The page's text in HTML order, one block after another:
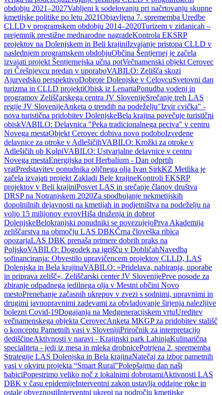
obdobju 2021–2027Vabljeni k sodelovanju pri načrtovanju skupne
kmetijske politike po letu 2021Objavljena 7. sprememba Uredbe
CLLD v programskem obdobju 2014–2020Turizem v zidanicah –
prejemnik prestižne mednarodne nagradeKontrola EKSRP
projektov na Dolenjskem in Beli krajiniIzvajanje pristopa CLLD v
naslednjem programskem obdobjuObčina Šentjernej je začela
izvajati projekt Šentjernejska učna potVečnamenski objekt Cerovec
pri Črešnjevcu predan v uporaboVABILO: Zelišča skozi
Ajurvedsko perspektivoDobrote Dolenjske v CelovcuSvetovni dan
turizma in CLLD projektiObisk iz LenartaPonudba vodenj in
programov Zeliščarskega centra JV SlovenijeSrečanje treh LAS
regije JV SlovenijeAnketa o trendih na podeželju"Izvir cvička" -
nova turistična pridobitev DolenjskeBela krajina povečuje turistični
obiskVABILO: Delavnica "Peka tradicionalnega peciva" v centru
Novega mestaObjekt Cerovec dobiva novo podoboIzvedene
delavnice za otroke v AdlešičihVABILO: Krožki za otroke v
Adlešičih ob KolpiVABILO: Ustvarjalne delavnice v centru
Novega mestaEnergijska pot Herbalium - Dan odprtih
vratPredstavitev ponudnika oljčnega olja Ivan SirkKZ Metlika je
začela izvajati projekt Zakladi Bele krajineKontroli EKSRP
projektov v Beli krajiniPosvet LAS in srečanje članov društva
DRSP na Notranjskem 2020Za spodbujanje nekmetijskih
dopolnilnih dejavnosti na kmetijah in podjetništva na podeželju na
voljo 15 milijonov evrovHiša druženja in dobrot
DolenjskeBelokranjski ponudniki se povezujejoPrva Akademija
zeliščarstva na območju LAS DBKČrna človeška ribica
opozarjaLAS DBK prenaša primere dobrih praks na
PoljskoVABILO: Dogodek na igrišču v DobličahNavedba
sofinanciranja: Obvestilo upravičencem projektov CLLD, LAS
Dolenjska in Bela krajinaVABILO: »Pridelava, nabiranja, uporabe
in priprava zelišč«, Zeliščarski center JV SlovenijePrve posode za
zbiranje odpadnega jedilnega olja v Mestni občini Novo
mestoPrenehanje začasnih ukrepov v zvezi s sodnimi, upravnimi in
drugimi javnopravnimi zadevami za obvladovanje širjenja nalezljive
bolezni Covid-19Dogajanja na Medgeneracijskem vrtuUreditev
večnamenskega objekta CerovecAnketa MKGP za pridobitev stališč
o konceptu Pametnih vasi v SlovenijiPriročnik za interpretacijo
dediščineAktivnosti v naravi - Krajinski park LahinjaKulinarična
specialiteta - jedi iz mesa in mleka drobnicePotrjena 2. sprememba
Strategije LAS Dolenjska in Bela krajinaNatečaj za izbor pametnih
vasi v okviru projekta “Smart Rural”Polepšajmo dan naši
babiciPopestrimo veliko noč z lokalnimi dobrotamiAktivnosti LAS
DBK v času epidemijeInterventni zakon ustavlja oddajne roke in
ostale obveznostiInterventni ukrepi na področju kmetijske